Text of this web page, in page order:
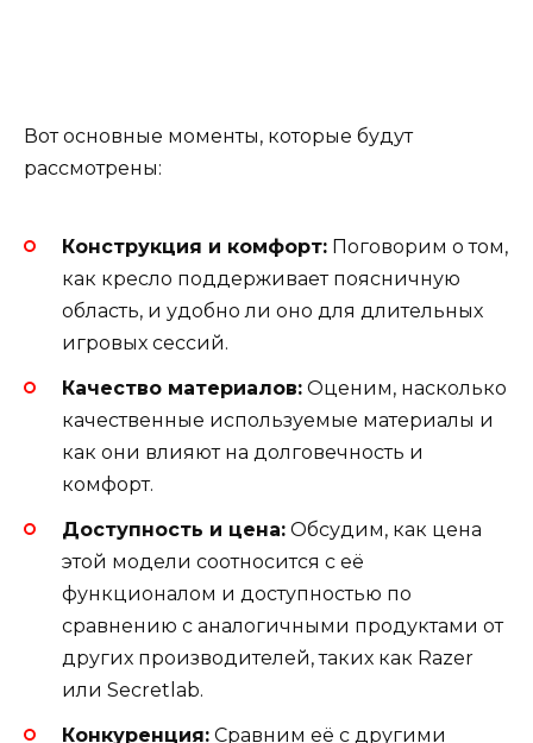
Вот основные моменты, которые будут
рассмотрены:
Конструкция и комфорт: Поговорим о том,
как кресло поддерживает поясничную
область, и удобно ли оно для длительных
игровых сессий.
Качество материалов: Оценим, насколько
качественные используемые материалы и
как они влияют на долговечность и
комфорт.
Доступность и цена: Обсудим, как цена
этой модели соотносится с её
функционалом и доступностью по
сравнению с аналогичными продуктами от
других производителей, таких как Razer
или Secretlab.
Конкуренция: Сравним её с другими